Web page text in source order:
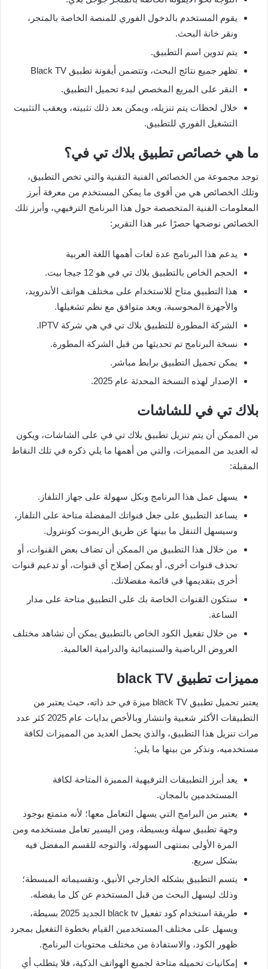
يقوم المستخدم بالدخول الفوري للمنصة الخاصة بالمتجر،
ونقر خانة البحث.
يتم تدوين اسم التطبيق.
تظهر جميع نتائج البحث، وتتضمن أيقونة تطبيق Black TV
النقر على المربع المخصص لبدء تحميل التطبيق.
خلال لحظات يتم تنزيله، ويمكن بعد ذلك تثبيته، ويعقب التثبيت
التشغيل الفوري للتطبيق.
ما هي خصائص تطبيق بلاك تي في؟
توجد مجموعة من الخصائص الفنية التقنية والتي تخص التطبيق،
وتلك الخصائص هي من أقوى ما يمكن المستخدم من معرفة أبرز
المعلومات الفنية المتخصصة حول هذا البرنامج الترفيهي، وأبرز تلك
الخصائص نوضحها حصرًا عبر هذا التقرير:
يدعم هذا البرنامج عدة لغات أهمها اللغة العربية
الحجم الخاص بالتطبيق بلاك تي في هو 12 جيجا بيت.
هذا التطبيق متاح للاستخدام على مختلف هواتف الأندرويد،
والأجهزة المحوسبة، ويعد متوافق مع نظم تشغيلها.
الشركة المطورة للتطبيق بلاك تي في هي شركة IPTV.
نسخة البرنامج تم تحديثها من قبل الشركة المطورة.
يمكن تحميل التطبيق برابط مباشر.
الإصدار لهذه النسخة المحدثة عام 2025.
بلاك تي في للشاشات
من الممكن أن يتم تنزيل تطبيق بلاك تي في على الشاشات، ويكون
له العديد من المميزات، والتي من أهمها ما يلي ذكره في تلك النقاط
المقبلة:
يسهل عمل هذا البرنامج وبكل سهولة على جهاز التلفاز.
يساعد التطبيق على جعل قنواتك المفضلة متاحة على التلفاز،
وسيسهل التنقل ما بينها عن طريق الريموت كونترول.
من خلال هذا التطبيق من الممكن أن تضاف بعض القنوات، أو
تحذف قنوات أخرى، أو يمكن إصلاح أي قنوات، أو تدعيم قنوات
أخرى بتقديمها في قائمة مفضلاتك.
ستكون القنوات الخاصة بك على التطبيق متاحة على مدار
الساعة.
من خلال تفعيل الكود الخاص بالتطبيق يمكن أن تشاهد مختلف
العروض الرياضية والسنيمائية والدرامية العالمية.
مميزات تطبيق black TV
يعتبر تحميل تطبيق black TV ميزة في حد ذاته، حيث يعتبر من
التطبيقات الأكثر شعبية وانتشار وبالأخص بدايات عام 2025 كثر عدد
مرات تنزيل هذا التطبيق، والذي يحمل العديد من المميزات لكافة
مستخدميه، ونذكر من بينها ما يلي:
يعد أبرز التطبيقات الترفيهية المميزة المتاحة لكافة
المستخدمين بالمجان.
يعتبر من البرامج التي يسهل التعامل معها؛ لأنه متمتع بوجود
وجهة تطبيق سهلة وبسيطة، ومن اليسير تعامل مستخدمه ومن
المرة الأولى بمنتهى السهولة، والتوجه للقسم المفضل فيه
بشكل سريع.
يتسم التطبيق بشكله الخارجي الأنيق، وتقسيماته المبسطة؛
وذلك ليسهل البحث من قبل المستخدم عن كل ما يفضله.
طريقة استخدام كود تفعيل black tv الجديد 2025 بسيطة،
ويسهل على مختلف المستخدمين القيام بخطوة التفعيل بمجرد
ظهور الكود، والاستفادة من مختلف محتويات البرنامج.
إمكانيات تحميله متاحة لجميع الهواتف الذكية، فلا يتطلب أي